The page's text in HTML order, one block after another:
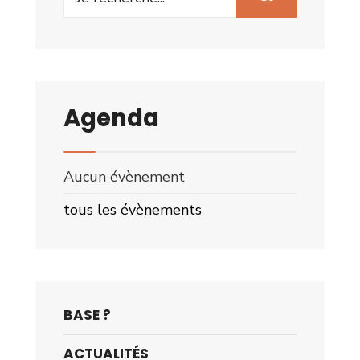
Agenda
Aucun évènement
tous les évènements
BASE ?
ACTUALITÉS